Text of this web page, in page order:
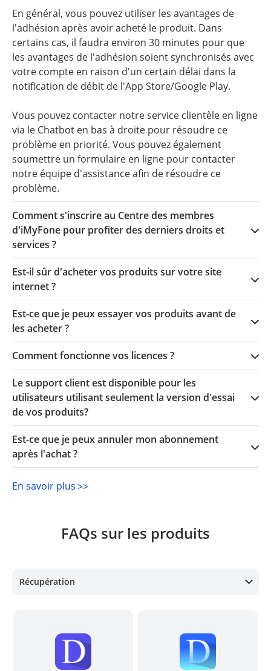
En général, vous pouvez utiliser les avantages de
l'adhésion après avoir acheté le produit. Dans
certains cas, il faudra environ 30 minutes pour que
les avantages de l'adhésion soient synchronisés avec
votre compte en raison d'un certain délai dans la
notification de débit de l'App Store/Google Play.
Vous pouvez contacter notre service clientèle en ligne
via le Chatbot en bas à droite pour résoudre ce
problème en priorité. Vous pouvez également
soumettre un formulaire en ligne pour contacter
notre équipe d'assistance afin de résoudre ce
problème.
Comment s'inscrire au Centre des membres
d'iMyFone pour profiter des derniers droits et
services ?
Est-il sûr d'acheter vos produits sur votre site
internet ?
Est-ce que je peux essayer vos produits avant de
les acheter ?
Comment fonctionne vos licences ?
Le support client est disponible pour les
utilisateurs utilisant seulement la version d'essai
de vos produits?
Est-ce que je peux annuler mon abonnement
après l'achat ?
En savoir plus>>
FAQs sur les produits
Récupération